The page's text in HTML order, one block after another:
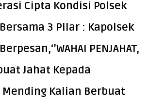
Cipta Kondisi Polsek
3 Pilar : Kapolsek
PENJAHAT,
Jahat Kepada
Kalian Berbuat